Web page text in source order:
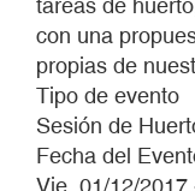
tareas de
con una
propias de
Tipo de evento
Sesión de
Fecha del
Vie, 01/12/2017